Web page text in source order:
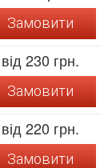
Замовити
від 230 грн.
Замовити
від 220 грн.
Замовити